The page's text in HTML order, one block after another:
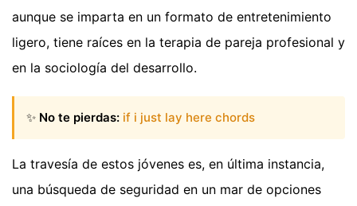
aunque se imparta en un formato de entretenimiento
ligero, tiene raíces en la terapia de pareja profesional y
en la sociología del desarrollo.
✨ No te pierdas: if i just lay here chords
La travesía de estos jóvenes es, en última instancia,
una búsqueda de seguridad en un mar de opciones